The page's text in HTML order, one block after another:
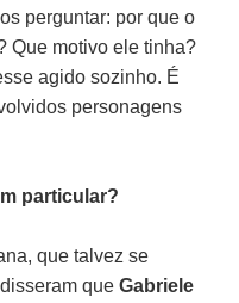
perguntar: por que o
Que motivo ele tinha?
agido sozinho. É
personagens
particular?
que talvez se
queGabriele